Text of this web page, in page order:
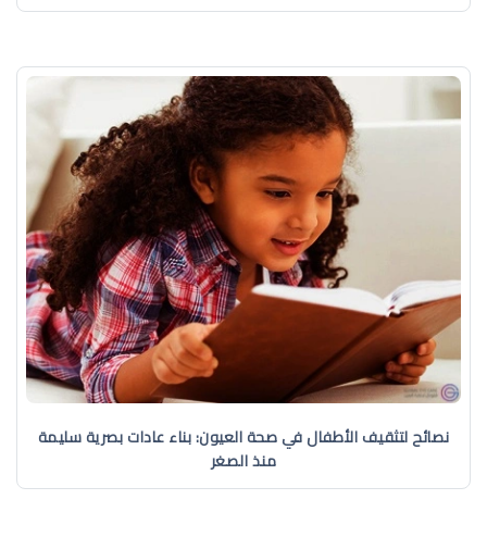
نصائح لتثقيف الأطفال في صحة العيون: بناء عادات بصرية سليمة
منذ الصغر